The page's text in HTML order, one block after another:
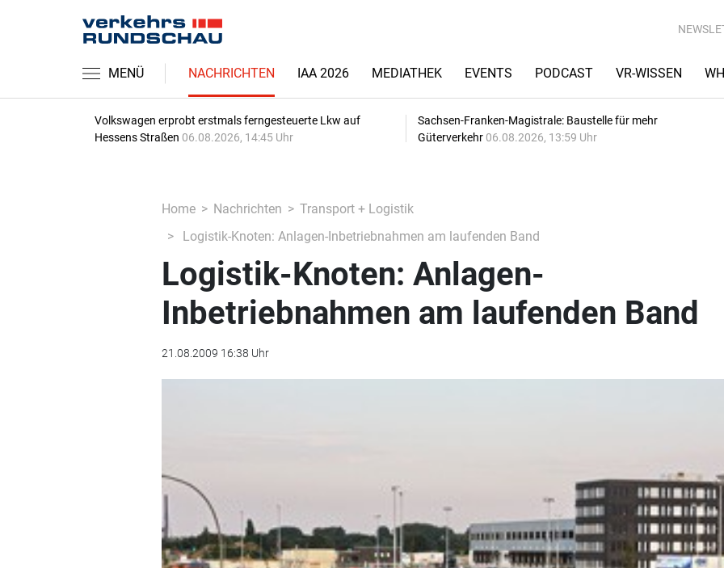
MENÜ NACHRICHTEN IAA 2026 MEDIATHEK EVENTS PODCAST VR-WISSEN
Volkswagen erprobt erstmals ferngesteuerte Lkw auf
Hessens Straßen 06.08.2026, 14:45 Uhr
Sachsen-Franken-Magistrale: Baustelle für mehr
Güterverkehr 06.08.2026, 13:59 Uhr
Home Nachrichten
Transport + Logistik
Logistik-Knoten: Anlagen-Inbetriebnahmen am laufenden Band
Logistik-Knoten: Anlagen-
Inbetriebnahmen am laufenden Band
21.08.2009 16:38 Uhr